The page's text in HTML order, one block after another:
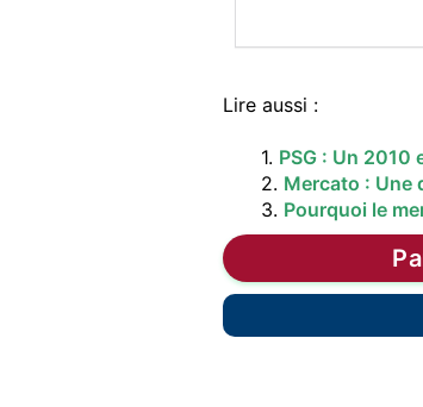
Lire aussi :
1. PSG : Un 2010
2. Mercato : Une
3. Pourquoi le